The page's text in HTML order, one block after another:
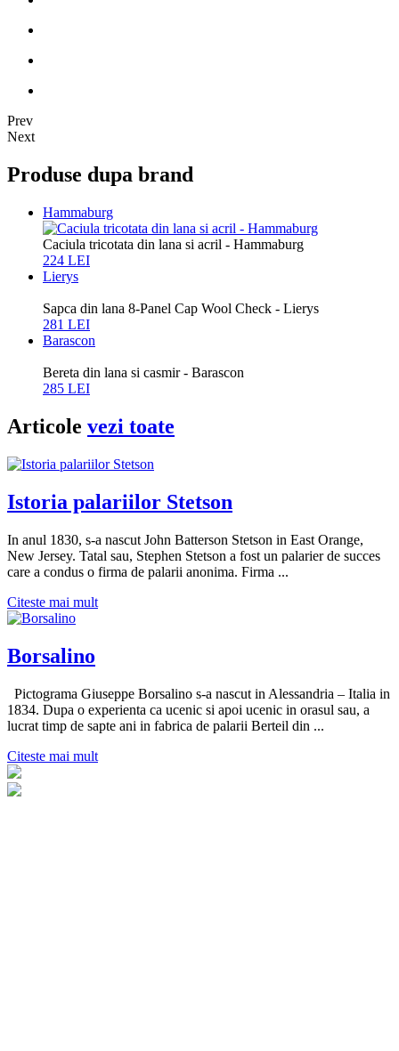
Prev
Next
Produse dupa brand
Hammaburg
Caciula tricotata din lana si acril - Hammaburg
224 LEI
Lierys
Sapca din lana 8-Panel Cap Wool Check - Lierys
281 LEI
Barascon
Bereta din lana si casmir - Barascon
285 LEI
Articole vezi toate
Istoria palariilor Stetson
In anul 1830, s-a nascut John Batterson Stetson in East Orange,
New Jersey. Tatal sau, Stephen Stetson a fost un palarier de succes
care a condus o firma de palarii anonima. Firma ...
Citeste mai mult
Borsalino
Pictograma Giuseppe Borsalino s-a nascut in Alessandria – Italia in
1834. Dupa o experienta ca ucenic si apoi ucenic in orasul sau, a
lucrat timp de sapte ani in fabrica de palarii Berteil din ...
Citeste mai mult